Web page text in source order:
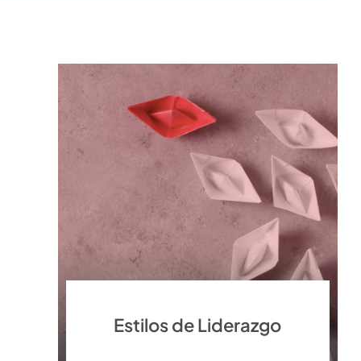
Estilos de Liderazgo